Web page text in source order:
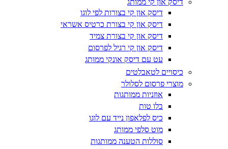
דיסק און קי ממותג
דיסק און קי בצורות לפי לוגו
דיסק און קי בצורת כרטיס אשראי
דיסק און קי בצורת צמיד
דיסק און קי רגיל לפרסום
עט עם דיסק אונקי ממותג
כיסויים לטאבלטים
מוצרי פרסום לסלולר
אוזניות ממותגות
בלו טות
כיס לפלאפון נייד עם לוגו
מוט סלפי ממותג
סוללות הטענה ממותגות